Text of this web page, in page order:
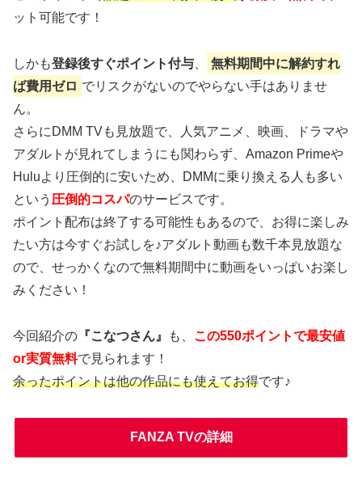
ット可能です！
しかも登録後すぐポイント付与
無料期間中に解約すれ
ば費用ゼロ でリスクがないのでやらない手はありませ
ん。
さらにDMM TVも見放題で、人気アニメ、映画、ドラマや
アダルトが見れてしまうにも関わらず、Amazon Primeや
Huluより圧倒的に安いため、DMMに乗り換える人も多い
という 圧倒的コスパのサービスです。
ポイント配布は終了する可能性もあるので、お得に楽しみ
たい方は今すぐお試しを♪アダルト動画も数千本見放題な
ので、せっかくなので無料期間中に動画をいっぱいお楽し
みください！
今回紹介の 『こなつさん』 も、 この550ポイントで最安値
or実質無料で見られます！
余ったポイントは他の作品にも使えてお得です♪
FANZA TVの詳細